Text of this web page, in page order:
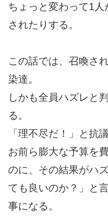
ちょっと変わって1
されたりする。
この話では、召喚さ
染達。
しかも全員ハズレと
る。
「理不尽だ！」と抗
お前ら膨大な予算を
のに、その結果がハ
ても良いのか？」と
事になる。